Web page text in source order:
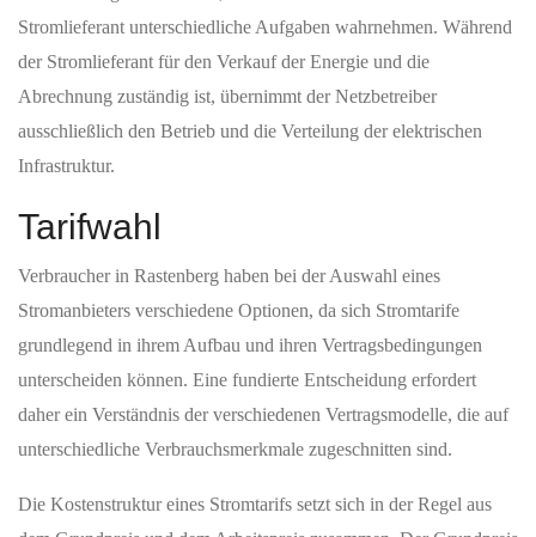
Stromlieferant unterschiedliche Aufgaben wahrnehmen. Während
der Stromlieferant für den Verkauf der Energie und die
Abrechnung zuständig ist, übernimmt der Netzbetreiber
ausschließlich den Betrieb und die Verteilung der elektrischen
Infrastruktur.
Tarifwahl
Verbraucher in Rastenberg haben bei der Auswahl eines
Stromanbieters verschiedene Optionen, da sich Stromtarife
grundlegend in ihrem Aufbau und ihren Vertragsbedingungen
unterscheiden können. Eine fundierte Entscheidung erfordert
daher ein Verständnis der verschiedenen Vertragsmodelle, die auf
unterschiedliche Verbrauchsmerkmale zugeschnitten sind.
Die Kostenstruktur eines Stromtarifs setzt sich in der Regel aus